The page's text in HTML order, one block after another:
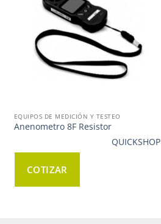
EQUIPOS DE MEDICIÓN Y TESTEO
Anenometro 8F Resistor
COTIZAR
QUICKSHOP